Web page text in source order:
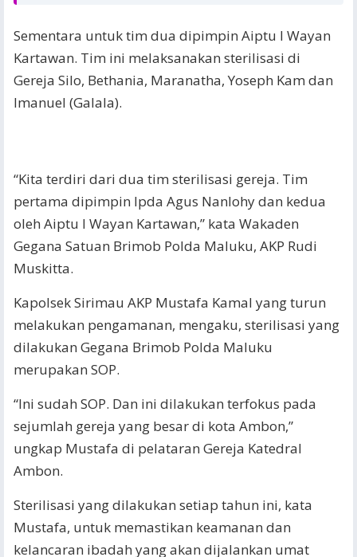
Sementara untuk tim dua dipimpin Aiptu I Wayan
Kartawan. Tim ini melaksanakan sterilisasi di
Gereja Silo, Bethania, Maranatha, Yoseph Kam dan
Imanuel (Galala).
“Kita terdiri dari dua tim sterilisasi gereja. Tim
pertama dipimpin Ipda Agus Nanlohy dan kedua
oleh Aiptu I Wayan Kartawan,” kata Wakaden
Gegana Satuan Brimob Polda Maluku, AKP Rudi
Muskitta.
Kapolsek Sirimau AKP Mustafa Kamal yang turun
melakukan pengamanan, mengaku, sterilisasi yang
dilakukan Gegana Brimob Polda Maluku
merupakan SOP.
“Ini sudah SOP. Dan ini dilakukan terfokus pada
sejumlah gereja yang besar di kota Ambon,”
ungkap Mustafa di pelataran Gereja Katedral
Ambon.
Sterilisasi yang dilakukan setiap tahun ini, kata
Mustafa, untuk memastikan keamanan dan
kelancaran ibadah yang akan dijalankan umat